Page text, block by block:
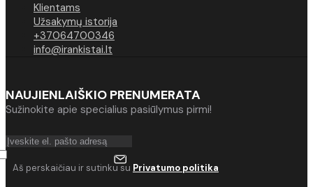
Klientams
Užsakymų istorija
+37064700346
info@irankistai.lt
NAUJIENLAIŠKIO PRENUMERATA
Sužinokite apie specialius pasiūlymus pirmi!
Aš perskaičiau ir sutinku su Privatumo politika